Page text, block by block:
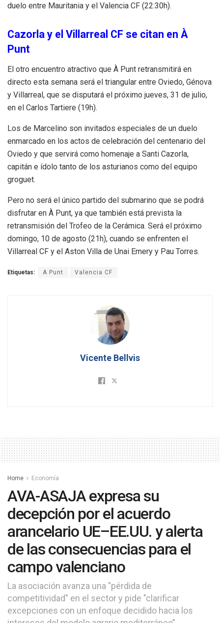
duelo entre Mauritania y el Valencia CF (22:30h).
Cazorla y el Villarreal CF se citan en À
Punt
El otro encuentro atractivo que À Punt retransmitirá en
directo esta semana será el triangular entre Oviedo, Génova
y Villarreal, que se disputará el próximo jueves, 31 de julio,
en el Carlos Tartiere (19h).
Los de Marcelino son invitados especiales de un duelo
enmarcado en los actos de celebración del centenario del
Oviedo y que servirá como homenaje a Santi Cazorla,
capitán e ídolo tanto de los asturianos como del equipo
groguet.
Pero no será el único partido del submarino que se podrá
disfrutar en À Punt, ya que también está prevista la
retransmisión del Trofeo de la Cerámica. Será el próximo
domingo, 10 de agosto (21h), cuando se enfrenten el
Villarreal CF y el Aston Villa de Unai Emery y Pau Torres.
Etiquetas: A Punt Valencia CF
Vicente Bellvis
Home Economía
AVA-ASAJA expresa su
decepción por el acuerdo
arancelario UE–EE.UU. y alerta
de las consecuencias para el
campo valenciano
La asociación avanza una "pérdida de
competitividad" en el sector y pide "clarificar
excepciones con un enfoque decidido hacia los